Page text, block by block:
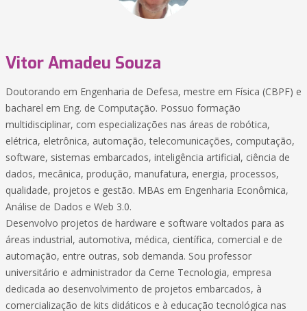
Vitor Amadeu Souza
Doutorando em Engenharia de Defesa, mestre em Física (CBPF) e
bacharel em Eng. de Computação. Possuo formação
multidisciplinar, com especializações nas áreas de robótica,
elétrica, eletrônica, automação, telecomunicações, computação,
software, sistemas embarcados, inteligência artificial, ciência de
dados, mecânica, produção, manufatura, energia, processos,
qualidade, projetos e gestão. MBAs em Engenharia Econômica,
Análise de Dados e Web 3.0.
Desenvolvo projetos de hardware e software voltados para as
áreas industrial, automotiva, médica, científica, comercial e de
automação, entre outras, sob demanda. Sou professor
universitário e administrador da Cerne Tecnologia, empresa
dedicada ao desenvolvimento de projetos embarcados, à
comercialização de kits didáticos e à educação tecnológica nas